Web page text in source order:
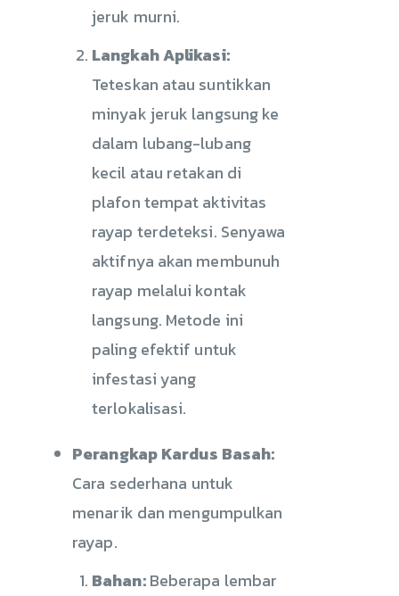
jeruk murni.
Langkah Aplikasi:
Teteskan atau suntikkan
minyak jeruk langsung ke
dalam lubang-lubang
kecil atau retakan di
plafon tempat aktivitas
rayap terdeteksi. Senyawa
aktifnya akan membunuh
rayap melalui kontak
langsung. Metode ini
paling efektif untuk
infestasi yang
terlokalisasi.
Perangkap Kardus Basah:
Cara sederhana untuk
menarik dan mengumpulkan
rayap.
Bahan:Beberapa lembar